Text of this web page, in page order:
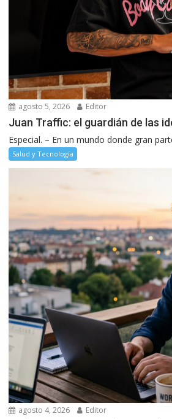
agosto 5, 2026 Editor
Juan Traffic: el guardián de las
Especial. – En un mundo donde gran
Salud y Tecnología
agosto 4, 2026 Editor